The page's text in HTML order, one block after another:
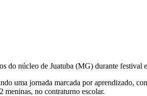
do núcleo de Juatuba (MG) durante festival
uma jornada marcada por aprendizado,
meninas, no contraturno escolar.